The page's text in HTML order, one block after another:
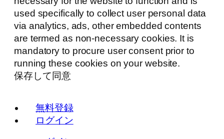
used specifically to collect user personal data
via analytics, ads, other embedded contents
are termed as non-necessary cookies. It is
mandatory to procure user consent prior to
running these cookies on your website.
保存して同意
無料登録
ログイン